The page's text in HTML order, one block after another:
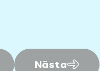
Nästa